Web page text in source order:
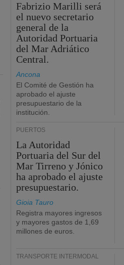
Fabrizio Marilli será
el nuevo secretario
general de la
Autoridad Portuaria
del Mar Adriático
Central.
Ancona
El Comité de Gestión ha
aprobado el ajuste
presupuestario de la
institución.
PUERTOS
La Autoridad
Portuaria del Sur del
Mar Tirreno y Jónico
ha aprobado el ajuste
presupuestario.
Gioia Tauro
Registra mayores ingresos
y mayores gastos de 1,69
millones de euros.
TRANSPORTE INTERMODAL